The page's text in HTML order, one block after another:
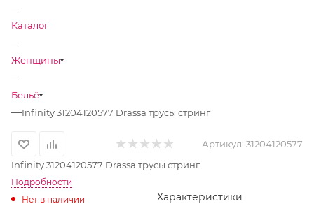
—
Каталог
—
Женщины
—
Бельё
—Infinity 31204120577 Drassa трусы стринг
Артикул: 31204120577
Infinity 31204120577 Drassa трусы стринг
Подробности
Нет в наличии
Характеристики